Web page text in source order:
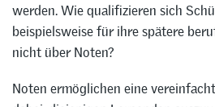
werden. Wie qualifizieren sich
beispielsweise für ihre spätere
nicht über Noten?
Noten ermöglichen eine